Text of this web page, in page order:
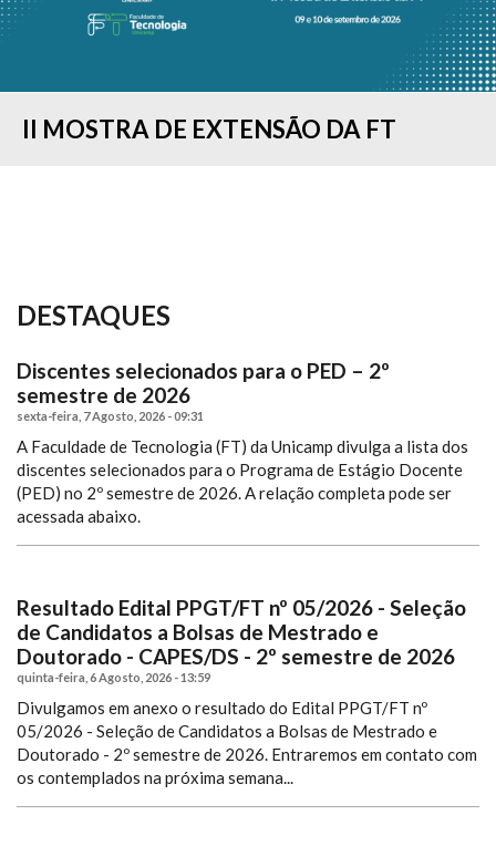
II MOSTRA DE EXTENSÃO DA FT
CONCURSO "MINHA PESQUISA EM 90
COLAÇÃO DE GRAU - FORMANDOS DO
ESTUDANTES DA FT-UNICAMP
RESULTADO DO PROCESSO SELETIVO
IMAGELAB DA FT/UNICAMP
COMISSÃO DE ACESSIBILIDADE
FT SEDIA “I SIMPÓSIO BRASILEIRO DE
FT REALIZA O I WORKSHOP DE
DESTAQUES
Discentes selecionados para o PED – 2º
semestre de 2026
sexta-feira, 7 Agosto, 2026 - 09:31
A Faculdade de Tecnologia (FT) da Unicamp divulga a lista dos
discentes selecionados para o Programa de Estágio Docente
(PED) no 2º semestre de 2026. A relação completa pode ser
acessada abaixo.
Resultado Edital PPGT/FT nº 05/2026 - Seleção
de Candidatos a Bolsas de Mestrado e
Doutorado - CAPES/DS - 2º semestre de 2026
quinta-feira, 6 Agosto, 2026 - 13:59
Divulgamos em anexo o resultado do Edital PPGT/FT nº
05/2026 - Seleção de Candidatos a Bolsas de Mestrado e
Doutorado - 2º semestre de 2026. Entraremos em contato com
os contemplados na próxima semana...